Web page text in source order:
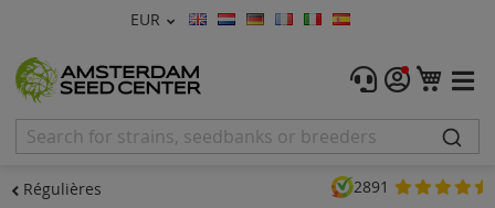
Devise
EUR Langue
Graines De Cannabis
Féminisée
Mon
Régulières 2891